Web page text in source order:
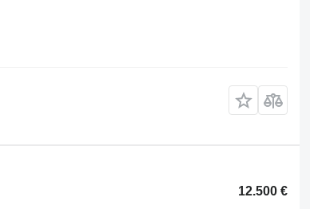
12.500 €